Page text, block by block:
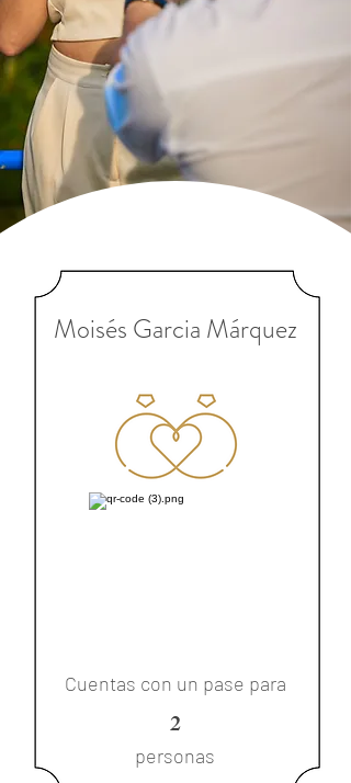
Moisés Garcia Márquez
Cuentas con un pase para
2
personas